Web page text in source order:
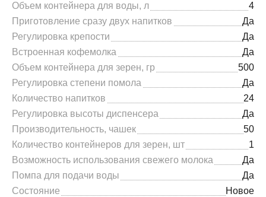
Объем контейнера для воды, л
4
Приготовление сразу двух напитков
Да
Регулировка крепости
Да
Встроенная кофемолка
Да
Объем контейнера для зерен, гр
500
Регулировка степени помола
Да
Количество напитков
24
Регулировка высоты диспенсера
Да
Производительность, чашек
50
Количество контейнеров для зерен, шт
1
Возможность использования свежего молока
Да
Помпа для подачи воды
Да
Состояние
Новое